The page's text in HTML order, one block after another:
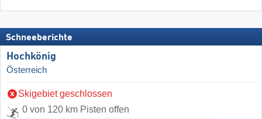
Schneeberichte
Hochkönig
Österreich
Skigebiet geschlossen
0 von 120 km Pisten offen